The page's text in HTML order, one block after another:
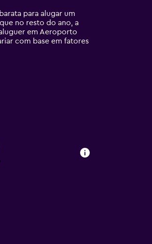
para alugar um
no resto do ano, a
em Aeroporto
com base em fatores